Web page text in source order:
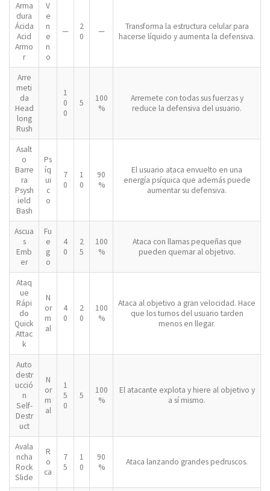
Arma
dura
Ácida
Acid
Armo
r
V
e
n
e
n
o
—
2
0
—
Transforma la estructura celular para
hacerse líquido y aumenta la defensiva.
Arre
meti
da
Head
long
Rush
1
0
0
5
100
%
Arremete con todas sus fuerzas y
reduce la defensiva del usuario.
Asalt
o
Barre
ra
Psysh
ield
Bash
Ps
íq
ui
c
o
7
0
1
0
90
%
El usuario ataca envuelto en una
energía psíquica que además puede
aumentar su defensiva.
Ascua
s
Emb
er
Fu
e
g
o
4
0
2
5
100
%
Ataca con llamas pequeñas que
pueden quemar al objetivo.
Ataq
ue
Rápi
do
Quick
Attac
k
N
or
m
al
4
0
2
0
100
%
Ataca al objetivo a gran velocidad. Hace
que los turnos del usuario tarden
menos en llegar.
Auto
destr
ucció
n
Self-
Destr
uct
N
or
m
al
1
5
0
5
100
%
El atacante explota y hiere al objetivo y
a sí mismo.
Avala
ncha
Rock
Slide
R
o
ca
7
5
1
0
90
%
Ataca lanzando grandes pedruscos.